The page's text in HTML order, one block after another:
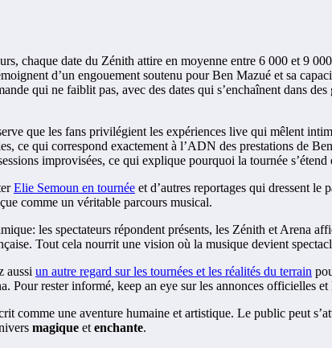
chaque date du Zénith attire en moyenne entre 6 000 et 9
d’un engouement soutenu pour Ben Mazué et sa
qui ne faiblit pas, avec des dates qui s’enchaînent dans
que les fans privilégient les expériences live qui mêlent
ce qui correspond exactement à l’ADN des prestations de
improvisées, ce qui explique pourquoi la tournée s’étend
Elie Semoun en tournée et d’autres reportages qui dressent le
comme un véritable parcours musical.
les spectateurs répondent présents, les Zénith et Arena
Tout cela nourrit une vision où la musique devient
aussi un autre regard sur les tournées et les réalités du terrain
Pour rester informé, keep an eye sur les annonces officielles et
comme une aventure humaine et artistique. Le public peut
magique et enchante.